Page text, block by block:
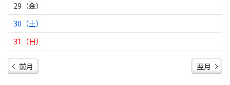
29（金）
30（土）
31（日）
前月 翌月